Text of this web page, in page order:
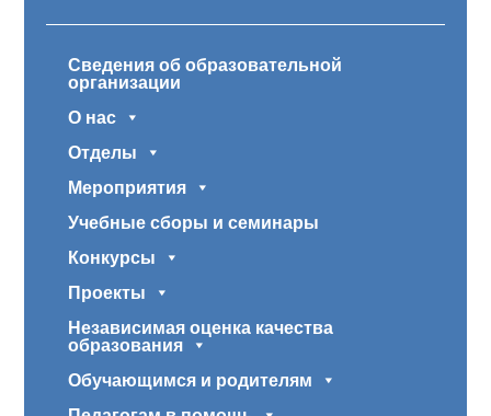
Сведения об образовательной
организации
О нас
Отделы
Мероприятия
Учебные сборы и семинары
Конкурсы
Проекты
Независимая оценка качества
образования
Обучающимся и родителям